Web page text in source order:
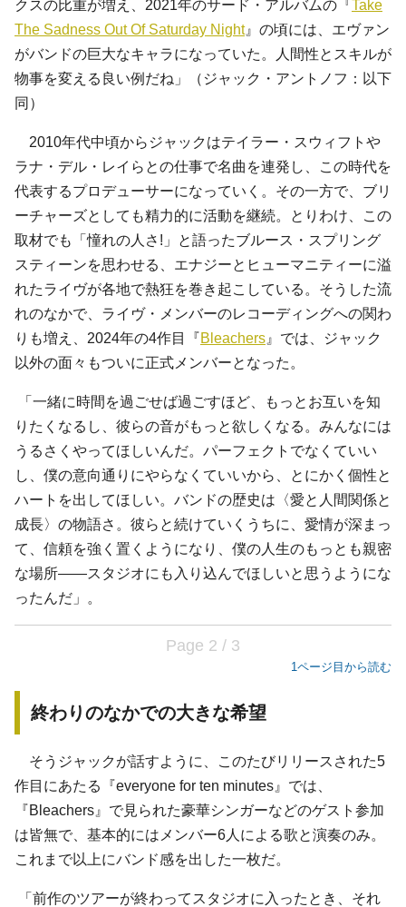
クスの比重が増え、2021年のサード・アルバムの『Take
The Sadness Out Of Saturday Night』の頃には、エヴァン
がバンドの巨大なキャラになっていた。人間性とスキルが
物事を変える良い例だね」（ジャック・アントノフ：以下
同）
2010年代中頃からジャックはテイラー・スウィフトや
ラナ・デル・レイらとの仕事で名曲を連発し、この時代を
代表するプロデューサーになっていく。その一方で、ブリ
ーチャーズとしても精力的に活動を継続。とりわけ、この
取材でも「憧れの人さ!」と語ったブルース・スプリング
スティーンを思わせる、エナジーとヒューマニティーに溢
れたライヴが各地で熱狂を巻き起こしている。そうした流
れのなかで、ライヴ・メンバーのレコーディングへの関わ
りも増え、2024年の4作目『Bleachers 』では、ジャック
以外の面々もついに正式メンバーとなった。
「一緒に時間を過ごせば過ごすほど、もっとお互いを知
りたくなるし、彼らの音がもっと欲しくなる。みんなには
うるさくやってほしいんだ。パーフェクトでなくていい
し、僕の意向通りにやらなくていいから、とにかく個性と
ハートを出してほしい。バンドの歴史は〈愛と人間関係と
成長〉の物語さ。彼らと続けていくうちに、愛情が深まっ
て、信頼を強く置くようになり、僕の人生のもっとも親密
な場所――スタジオにも入り込んでほしいと思うようにな
ったんだ」。
Page 2 / 3
1ページ目から読む
終わりのなかでの大きな希望
そうジャックが話すように、このたびリリースされた5
作目にあたる『everyone for ten minutes』では、
『Bleachers』で見られた豪華シンガーなどのゲスト参加
は皆無で、基本的にはメンバー6人による歌と演奏のみ。
これまで以上にバンド感を出した一枚だ。
「前作のツアーが終わってスタジオに入ったとき、それ